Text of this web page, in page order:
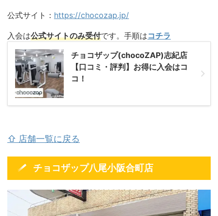
公式サイト： https://chocozap.jp/
入会は公式サイトのみ受付です。手順はコチラ
チョコザップ(chocoZAP)志紀店
【口コミ・評判】お得に入会はコ
コ！
⇧ 店舗一覧に戻る
チョコザップ八尾小阪合町店